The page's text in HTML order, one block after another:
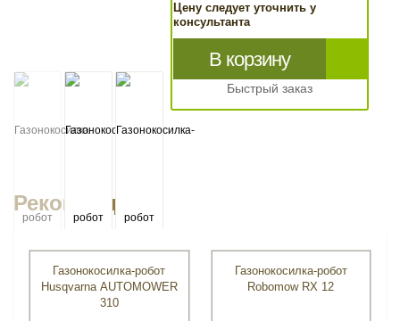
Цену следует уточнить у
консультанта
В корзину
Быстрый заказ
Рекомендуем
Газонокосилка-робот
Husqvarna AUTOMOWER
310
Газонокосилка-робот
Robomow RX 12